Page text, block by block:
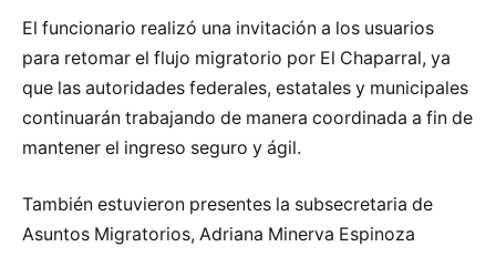
El funcionario realizó una invitación a los usuarios
para retomar el flujo migratorio por El Chaparral, ya
que las autoridades federales, estatales y municipales
continuarán trabajando de manera coordinada a fin de
mantener el ingreso seguro y ágil.
También estuvieron presentes la subsecretaria de
Asuntos Migratorios, Adriana Minerva Espinoza